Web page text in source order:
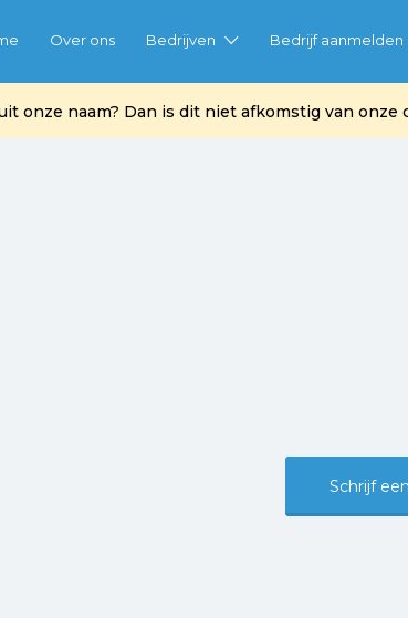
onze naam? Dan is dit niet afkomstig van onze
Over ons Bedrijven Bedrijf aanmelden
Schrijf